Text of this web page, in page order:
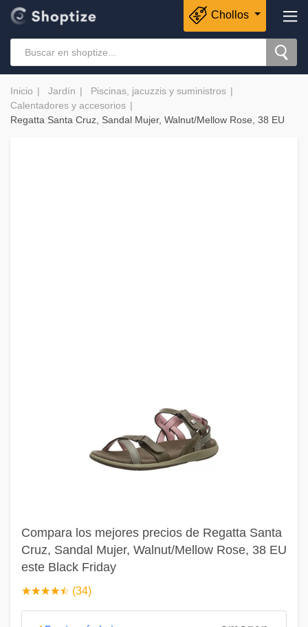
Chollos
Inicio Jardín
Piscinas, jacuzzis y suministros
Calentadores y accesorios
Regatta Santa Cruz, Sandal Mujer, Walnut/Mellow Rose, 38 EU
Compara los mejores precios de Regatta Santa
Cruz, Sandal Mujer, Walnut/Mellow Rose, 38 EU
este Black Friday
☆☆☆☆☆
★★★★★ (34)